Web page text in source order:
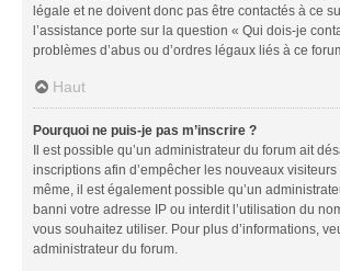
légale et ne doivent donc pas être contactés à ce
l’assistance porte sur la question « Qui dois-je
problèmes d’abus ou d’ordres légaux liés à ce
Haut
Pourquoi ne puis-je pas m’inscrire ?
Il est possible qu’un administrateur du forum ait
inscriptions afin d’empêcher les nouveaux visiteurs
même, il est également possible qu’un
banni votre adresse IP ou interdit l’utilisation du
vous souhaitez utiliser. Pour plus d’informations,
administrateur du forum.